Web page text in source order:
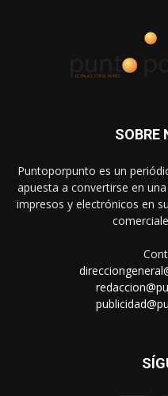
SOBRE
Puntoporpunto es un
apuesta a convertirse en
impresos y electrónicos en